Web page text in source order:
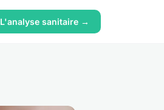
L'analyse sanitaire →